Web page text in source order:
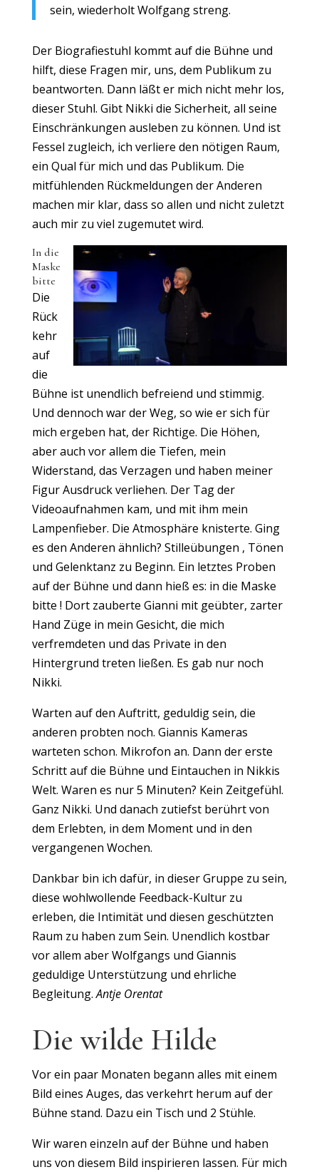
sein, wiederholt Wolfgang streng.
Der Biografiestuhl kommt auf die Bühne und
hilft, diese Fragen mir, uns, dem Publikum zu
beantworten. Dann läßt er mich nicht mehr los,
dieser Stuhl. Gibt Nikki die Sicherheit, all seine
Einschränkungen ausleben zu können. Und ist
Fessel zugleich, ich verliere den nötigen Raum,
ein Qual für mich und das Publikum. Die
mitfühlenden Rückmeldungen der Anderen
machen mir klar, dass so allen und nicht zuletzt
auch mir zu viel zugemutet wird.
In die
Maske
bitte
Die
Rück
kehr
auf
die
Bühne ist unendlich befreiend und stimmig.
Und dennoch war der Weg, so wie er sich für
mich ergeben hat, der Richtige. Die Höhen,
aber auch vor allem die Tiefen, mein
Widerstand, das Verzagen und haben meiner
Figur Ausdruck verliehen. Der Tag der
Videoaufnahmen kam, und mit ihm mein
Lampenfieber. Die Atmosphäre knisterte. Ging
es den Anderen ähnlich? Stilleübungen , Tönen
und Gelenktanz zu Beginn. Ein letztes Proben
auf der Bühne und dann hieß es: in die Maske
bitte ! Dort zauberte Gianni mit geübter, zarter
Hand Züge in mein Gesicht, die mich
verfremdeten und das Private in den
Hintergrund treten ließen. Es gab nur noch
Nikki.
Warten auf den Auftritt, geduldig sein, die
anderen probten noch. Giannis Kameras
warteten schon. Mikrofon an. Dann der erste
Schritt auf die Bühne und Eintauchen in Nikkis
Welt. Waren es nur 5 Minuten? Kein Zeitgefühl.
Ganz Nikki. Und danach zutiefst berührt von
dem Erlebten, in dem Moment und in den
vergangenen Wochen.
Dankbar bin ich dafür, in dieser Gruppe zu sein,
diese wohlwollende Feedback-Kultur zu
erleben, die Intimität und diesen geschützten
Raum zu haben zum Sein. Unendlich kostbar
vor allem aber Wolfgangs und Giannis
geduldige Unterstützung und ehrliche
Begleitung.Antje Orentat
Die wilde Hilde
Vor ein paar Monaten begann alles mit einem
Bild eines Auges, das verkehrt herum auf der
Bühne stand. Dazu ein Tisch und 2 Stühle.
Wir waren einzeln auf der Bühne und haben
uns von diesem Bild inspirieren lassen. Für mich